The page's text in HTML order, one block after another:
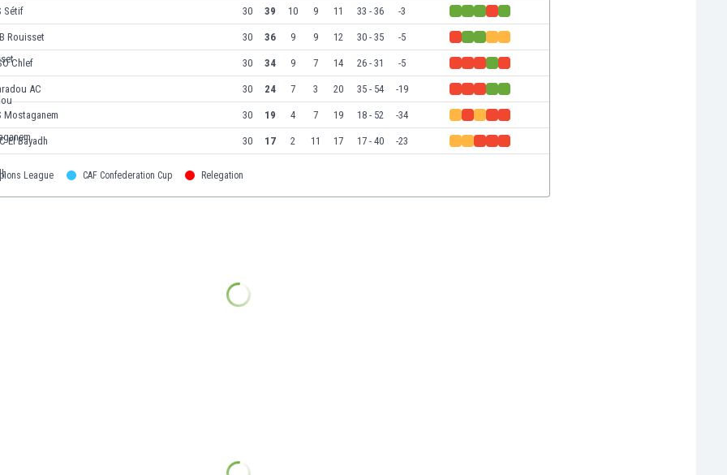
Sétif 30 39 10 9 11 33 - 36 -3
Rouisset 30 36 9 9 12 30 - 35 -5
Chlef 30 34 9 7 14 26 - 31 -5
AC 30 24 7 3 20 35 - 54 -19
Mostaganem 30 19 4 7 19 18 - 52 -34
El Bayadh 30 17 2 11 17 17 - 40 -23
League CAF Confederation Cup Relegation